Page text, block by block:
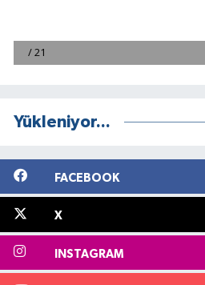
Yükleniyor...
FACEBOOK
X
INSTAGRAM